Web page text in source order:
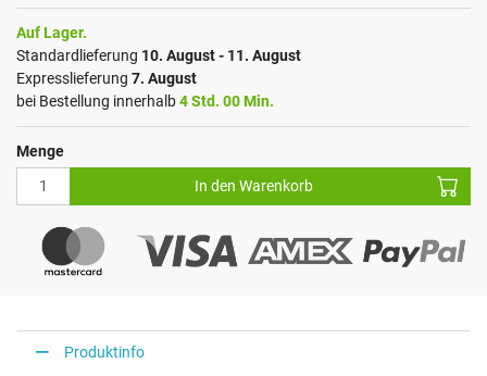
Auf Lager.
Standardlieferung 10. August - 11. August
Expresslieferung 7. August
bei Bestellung innerhalb4 Std. 00 Min.
Menge
In den Warenkorb
Produktinfo